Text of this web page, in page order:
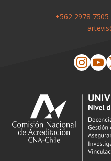
+562 2978 7505